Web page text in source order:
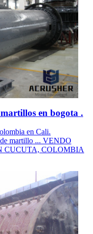
en bogota .
en Cali.
martillo ... VENDO
CUCUTA, COLOMBIA